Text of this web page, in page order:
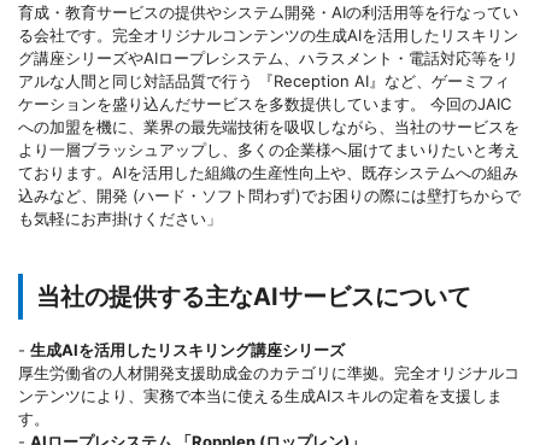
育成・教育サービスの提供やシステム開発・AIの利活用等を行なってい
る会社です。完全オリジナルコンテンツの生成AIを活用したリスキリン
グ講座シリーズやAIロープレシステム、ハラスメント・電話対応等をリ
アルな人間と同じ対話品質で行う 『Reception AI』など、ゲーミフィ
ケーションを盛り込んだサービスを多数提供しています。 今回のJAIC
への加盟を機に、業界の最先端技術を吸収しながら、当社のサービスを
より一層ブラッシュアップし、多くの企業様へ届けてまいりたいと考え
ております。AIを活用した組織の生産性向上や、既存システムへの組み
込みなど、開発 (ハード・ソフト問わず)でお困りの際には壁打ちからで
も気軽にお声掛けください」
当社の提供する主なAIサービスについて
- 生成AIを活用したリスキリング講座シリーズ
厚生労働省の人材開発支援助成金のカテゴリに準拠。完全オリジナルコ
ンテンツにより、実務で本当に使える生成AIスキルの定着を支援しま
す。
- AIロープレシステム 「Ropplen (ロップレン)」